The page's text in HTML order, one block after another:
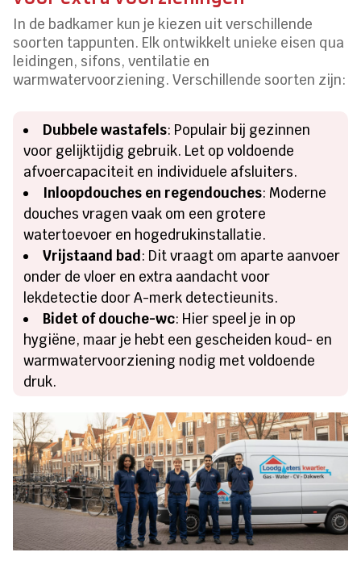
In de badkamer kun je kiezen uit verschillende
soorten tappunten. Elk ontwikkelt unieke eisen qua
leidingen, sifons, ventilatie en
warmwatervoorziening. Verschillende soorten zijn:
Dubbele wastafels: Populair bij gezinnen
voor gelijktijdig gebruik. Let op voldoende
afvoercapaciteit en individuele afsluiters.
Inloopdouches en regendouches: Moderne
douches vragen vaak om een grotere
watertoevoer en hogedrukinstallatie.
Vrijstaand bad: Dit vraagt om aparte aanvoer
onder de vloer en extra aandacht voor
lekdetectie door A-merk detectieunits.
Bidet of douche-wc: Hier speel je in op
hygiëne, maar je hebt een gescheiden koud- en
warmwatervoorziening nodig met voldoende
druk.